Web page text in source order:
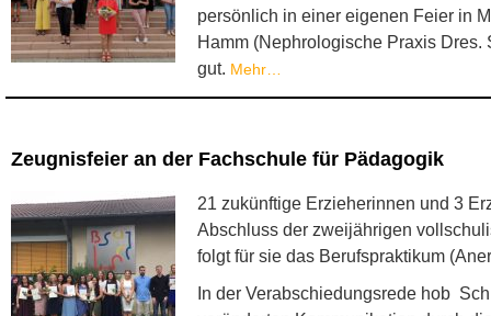
persönlich in einer eigenen Feier in
Hamm (Nephrologische Praxis
gut. Mehr…
Zeugnisfeier an der Fachschule für Pädagogik
21 zukünftige Erzieherinnen und 3
Abschluss der zweijährigen
folgt für sie das Berufspraktikum
In der Verabschiedungsrede hob